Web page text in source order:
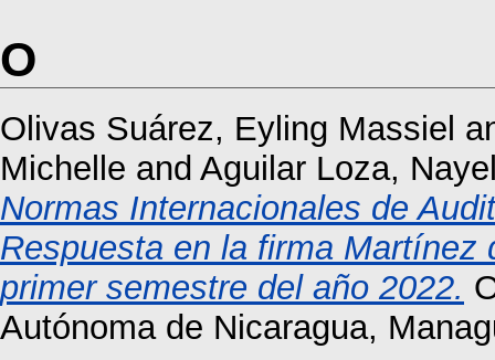
O
Olivas Suárez, Eyling Massiel
Michelle and Aguilar Loza,
Normas Internacionales de
Respuesta en la firma Martínez
primer semestre del año 2022.
Autónoma de Nicaragua,